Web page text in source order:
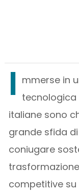
I mmerse in
tecnologica
italiane sono
grande sfida
coniugare
competitive